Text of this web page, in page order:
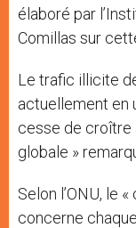
élaboré par
Comillas sur
Le trafic illicite
actuellement en
cesse de croître
globale »
Selon l’ONU, le
concerne